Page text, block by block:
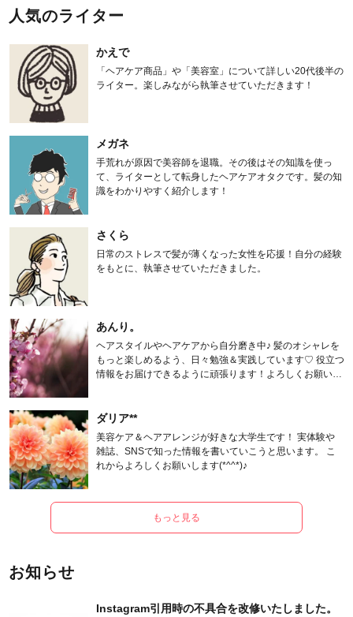
人気のライター
かえで
「ヘアケア商品」や「美容室」について詳しい20代後半の
ライター。楽しみながら執筆させていただきます！
メガネ
手荒れが原因で美容師を退職。その後はその知識を使っ
て、ライターとして転身したヘアケアオタクです。髪の知
識をわかりやすく紹介します！
さくら
日常のストレスで髪が薄くなった女性を応援！自分の経験
をもとに、執筆させていただきました。
あんり。
ヘアスタイルやヘアケアから自分磨き中♪ 髪のオシャレを
もっと楽しめるよう、日々勉強＆実践しています♡ 役立つ
情報をお届けできるように頑張ります！よろしくお願いし
ダリア**
美容ケア＆ヘアアレンジが好きな大学生です！ 実体験や
雑誌、SNSで知った情報を書いていこうと思います。 こ
れからよろしくお願いします(*^^*)♪
もっと見る
お知らせ
Instagram引用時の不具合を改修いたしました。